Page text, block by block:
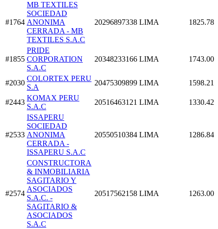
#1764
MB TEXTILES
SOCIEDAD
ANONIMA
CERRADA - MB
TEXTILES S.A.C
20296897338 LIMA 1825.78
#1855
PRIDE
CORPORATION
S.A.C
20348233166 LIMA 1743.00
#2030
COLORTEX PERU
S.A
20475309899 LIMA 1598.21
#2443
KOMAX PERU
S.A.C
20516463121 LIMA 1330.42
#2533
ISSAPERU
SOCIEDAD
ANONIMA
CERRADA -
ISSAPERU S.A.C
20550510384 LIMA 1286.84
#2574
CONSTRUCTORA
& INMOBILIARIA
SAGITARIO Y
ASOCIADOS
S.A.C. -
SAGITARIO &
ASOCIADOS
S.A.C
20517562158 LIMA 1263.00